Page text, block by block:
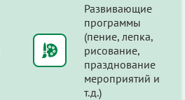
Развивающие
программы
(пение, лепка,
рисование,
празднование
мероприятий и
т.д.)